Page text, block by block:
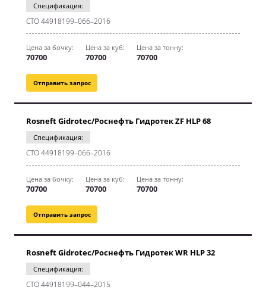
Отправить запрос
Спецификация:
CТО 44918199–066–2016
Цена за бочку:
70700
Цена за куб:
70700
Цена за тонну:
70700
Отправить запрос
Rosneft Gidrotec/Роснефть Гидротек ZF HLP 68
Спецификация:
CТО 44918199–066–2016
Цена за бочку:
70700
Цена за куб:
70700
Цена за тонну:
70700
Rosneft Gidrotec/Роснефть Гидротек WR HLP 32
Спецификация:
CТО 44918199–044–2015